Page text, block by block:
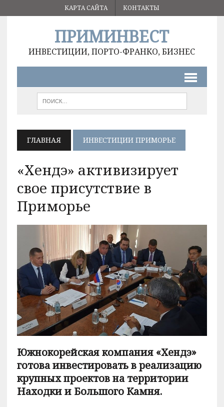
КАРТА САЙТА КОНТАКТЫ
ПРИМИНВЕСТ
ИНВЕСТИЦИИ, ПОРТО-ФРАНКО, БИЗНЕС
ГЛАВНАЯ ИНВЕСТИЦИИ ПРИМОРЬЕ
«Хендэ» активизирует
свое присутствие в
Приморье
Южнокорейская компания «Хендэ»
готова инвестировать в реализацию
крупных проектов на территории
Находки и Большого Камня.